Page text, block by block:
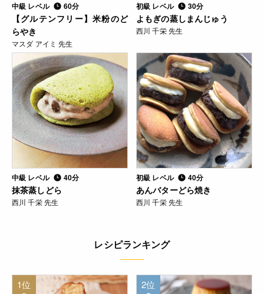
中級 レベル 60分
【グルテンフリー】米粉のど
らやき
マスダ アイミ 先生
初級 レベル 30分
よもぎの蒸しまんじゅう
西川 千栄 先生
中級 レベル 40分
抹茶蒸しどら
西川 千栄 先生
初級 レベル 40分
あんバターどら焼き
西川 千栄 先生
レシピランキング
1位 2位